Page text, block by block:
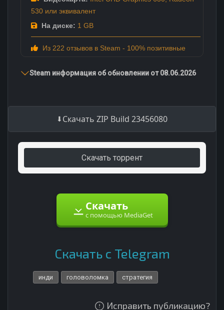
530 или эквивалент
На диске: 1 GB
Из 222 отзывов в Steam - 100% позитивные
Steam информация об обновлении от 08.06.2026
Скачать ZIP Build 23456080
Скачать торрент
Скачать
с помощью MediaGet
Скачать с Telegram
инди головоломка стратегия
Исправить публикацию?